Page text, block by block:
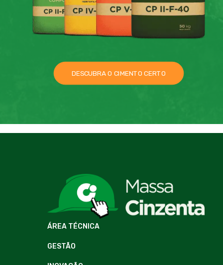
DESCUBRA O CIMENTO CERTO
ÁREA TÉCNICA
GESTÃO